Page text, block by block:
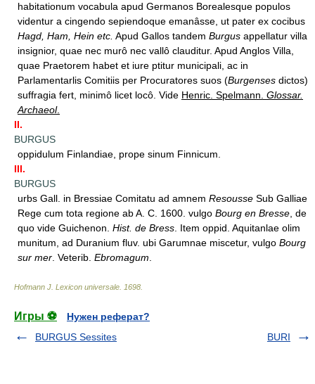
habitationum vocabula apud Germanos Borealesque populos
videntur a cingendo sepiendoque emanâsse, ut pater ex cocibus
Hagd, Ham, Hein etc. Apud Gallos tandem Burgus appellatur villa
insignior, quae nec murô nec vallô clauditur. Apud Anglos Villa,
quae Praetorem habet et iure ptitur municipali, ac in
Parlamentarlis Comitiis per Procuratores suos (Burgenses dictos)
suffragia fert, minimô licet locô. Vide Henric. Spelmann. Glossar.
Archaeol.
II.
BURGUS
oppidulum Finlandiae, prope sinum Finnicum.
III.
BURGUS
urbs Gall. in Bressiae Comitatu ad amnem Resousse Sub Galliae
Rege cum tota regione ab A. C. 1600. vulgo Bourg en Bresse , de
quo vide Guichenon. Hist. de Bress . Item oppid. Aquitanlae olim
munitum, ad Duranium fluv. ubi Garumnae miscetur, vulgo Bourg
sur mer . Veterib. Ebromagum
Hofmann J. Lexicon universale 1698
Игры ⚽
Нужен реферат?
BURGUS Sessites
BURI